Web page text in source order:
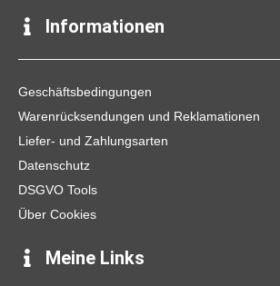
e
b
o
k
t
a
g
a
t
o
k
Informationen
Geschäftsbedingungen
Warenrücksendungen und Reklamationen
Liefer- und Zahlungsarten
Datenschutz
DSGVO Tools
Über Cookies
Meine Links